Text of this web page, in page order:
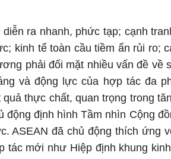
ra nhanh, phức tạp; cạnh
kinh tế toàn cầu tiềm ẩn rủi ro;
phải đối mặt nhiều vấn đề về
và động lực của hợp tác đa
thực chất, quan trọng trong
định hình Tầm nhìn Cộng
ASEAN đã chủ động thích ứng
mới như Hiệp định khung